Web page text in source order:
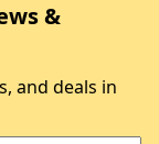
&
and deals in